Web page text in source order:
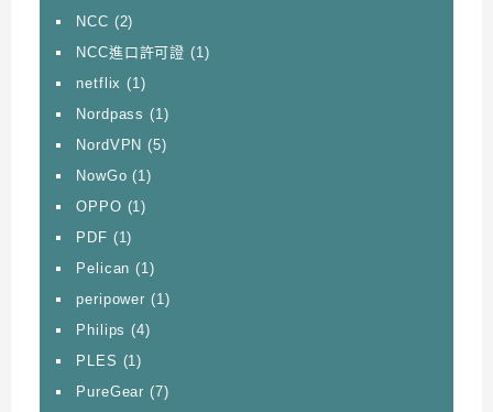
NCC (2)
NCC進口許可證 (1)
netflix (1)
Nordpass (1)
NordVPN (5)
NowGo (1)
OPPO (1)
PDF (1)
Pelican (1)
peripower (1)
Philips (4)
PLES (1)
PureGear (7)